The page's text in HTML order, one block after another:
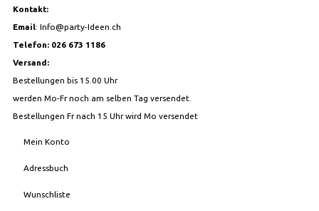
Kontakt:
Email: Info@party-Ideen.ch
Telefon: 026 673 1186
Versand:
Bestellungen bis 15.00 Uhr
werden Mo-Fr noch am selben Tag versendet.
Bestellungen Fr nach 15 Uhr wird Mo versendet
Mein Konto
Adressbuch
Wunschliste